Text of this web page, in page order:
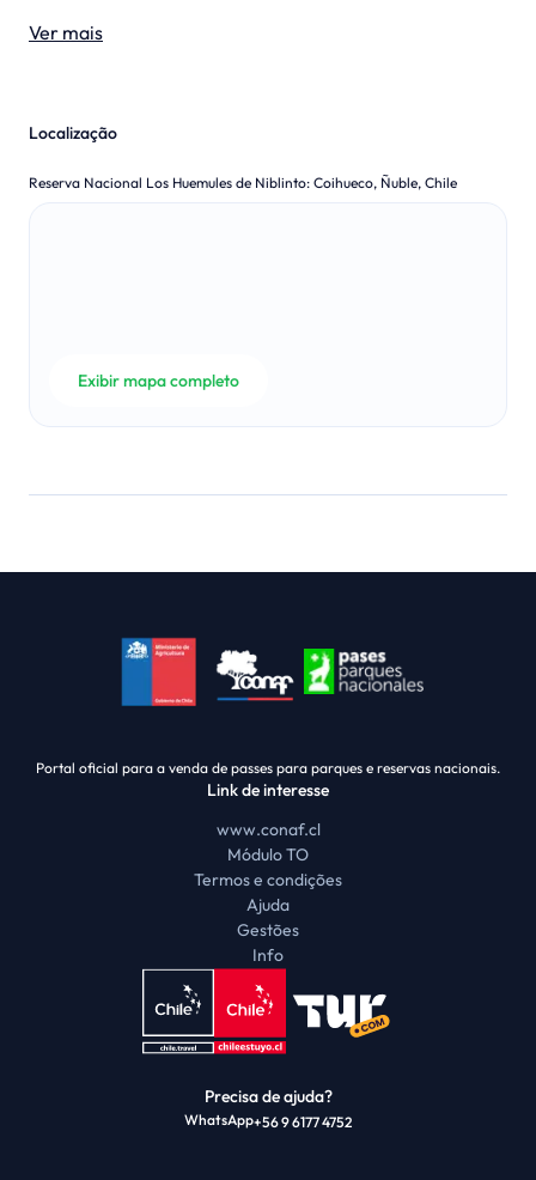
Ver mais
Localização
Reserva Nacional Los Huemules de Niblinto: Coihueco, Ñuble, Chile
Exibir mapa completo
Portal oficial para a venda de passes para parques e reservas nacionais.
Link de interesse
www.conaf.cl
Módulo TO
Termos e condições
Ajuda
Gestões
Info
Precisa de ajuda?
WhatsApp+56 9 6177 4752